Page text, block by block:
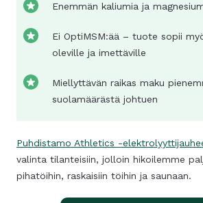
Enemmän kaliumia ja
Ei OptiMSM:ää – tuote sopii
oleville ja imettäville
Miellyttävän raikas maku
suolamäärästä johtuen
Puhdistamo Athletics -
valinta tilanteisiin, jolloin hikoilemme
pihatöihin, raskaisiin töihin ja saunaan.